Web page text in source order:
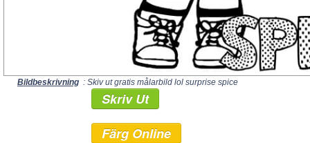
Bildbeskrivning : Skiv ut gratis målarbild lol surprise spice
Skriv Ut
Färg Online